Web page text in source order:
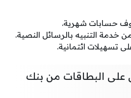
حسابات شهرية.
من خدمة التنبيه بالرسائل النصية.
تسهيلات ائتمانية.
البطاقات من بنك